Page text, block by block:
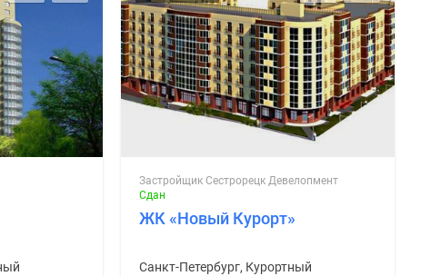
Посмотреть ещё
1
Застройщик Сестрорецк Девелопмент
Сдан
ЖК «Новый Курорт»
Санкт-Петербург, Курортный